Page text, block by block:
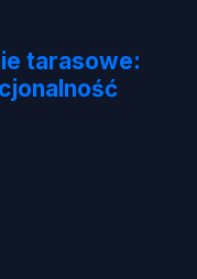
tarasowe: